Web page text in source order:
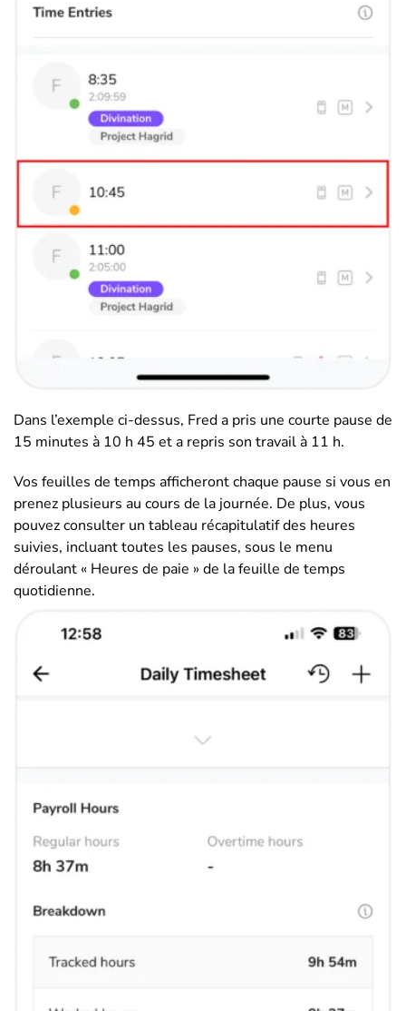
Dans l’exemple ci-dessus, Fred a pris une courte pause de
15 minutes à 10 h 45 et a repris son travail à 11 h.
Vos feuilles de temps afficheront chaque pause si vous en
prenez plusieurs au cours de la journée. De plus, vous
pouvez consulter un tableau récapitulatif des heures
suivies, incluant toutes les pauses, sous le menu
déroulant « Heures de paie » de la feuille de temps
quotidienne.